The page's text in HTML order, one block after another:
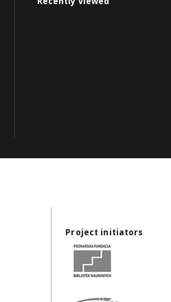
Project initiators